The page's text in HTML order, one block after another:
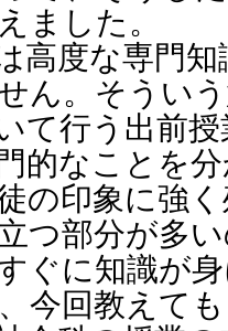
ました。
高度な専門知
ん。そうい
て行う出前
的なことを
の印象に強
つ部分が多
ぐに知識が
今回教えて